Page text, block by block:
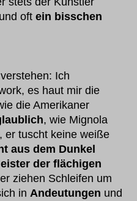
oftein bisschen
Ich
es haut mir die
die Amerikaner
, wie Mignola
er tuscht keine weiße
aus dem Dunkel
der flächigen
ziehen Schleifen um
inAndeutungen und